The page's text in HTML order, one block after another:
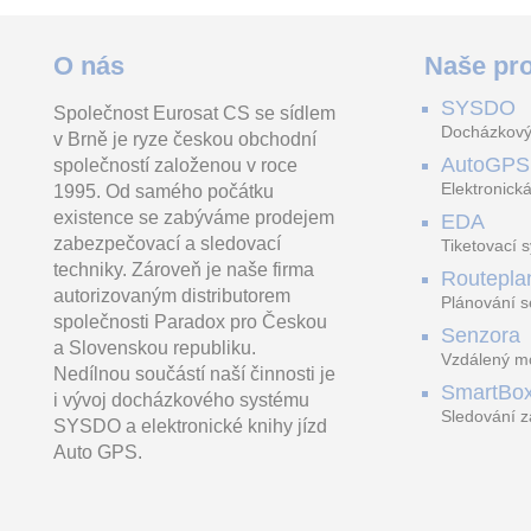
Rozvaděč nástěnný 9U,
600x600x500mm, přední i
zadní dveře, sklo, černý
Konzole na stěnu k
panoramatickým PanoVu
moduly systému
O nás
Společnost Eurosat CS se sídlem
v Brně je ryze českou obchodní
společností založenou v roce
1995. Od samého počátku
existence se zabýváme prodejem
zabezpečovací a sledovací
techniky. Zároveň je naše firma
autorizovaným distributorem
společnosti Paradox pro Českou
a Slovenskou republiku.
Nedílnou součástí naší činnosti je
i vývoj docházkového systému
SYSDO a elektronické knihy jízd
Auto GPS.
Naše
SYSDO
AutoGPS
EDA
Tiketovací
Plánování
Senzora
Vzdálený
Sledování